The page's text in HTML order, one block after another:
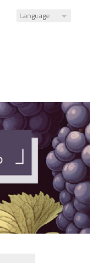
Language